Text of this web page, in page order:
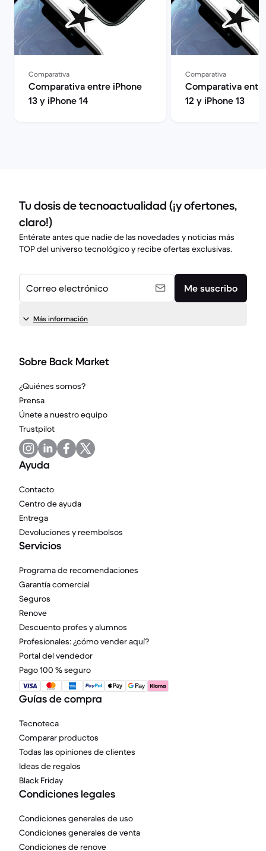
Comparativa
Comparativa entre iPhone
13 y iPhone 14
Comparativa
Comparativa
12 y iPhone 13
Tu dosis de tecnoactualidad (¡y ofertones,
claro!)
Entérate antes que nadie de las novedades y noticias más
TOP del universo tecnológico y recibe ofertas exclusivas.
Correo electrónico Me suscribo
Más información
Sobre Back Market
¿Quiénes somos?
Prensa
Únete a nuestro equipo
Trustpilot
Ayuda
Contacto
Centro de ayuda
Entrega
Devoluciones y reembolsos
Servicios
Programa de recomendaciones
Garantía comercial
Seguros
Renove
Descuento profes y alumnos
Profesionales: ¿cómo vender aquí?
Portal del vendedor
Pago 100 % seguro
Guías de compra
Tecnoteca
Comparar productos
Todas las opiniones de clientes
Ideas de regalos
Black Friday
Condiciones legales
Condiciones generales de uso
Condiciones generales de venta
Condiciones de renove